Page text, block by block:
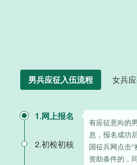
男兵应征入伍流程 女兵
1.网上报名
有应征意向的
息，报名成功
国征兵网点击
资助条件的，
2.初检初核